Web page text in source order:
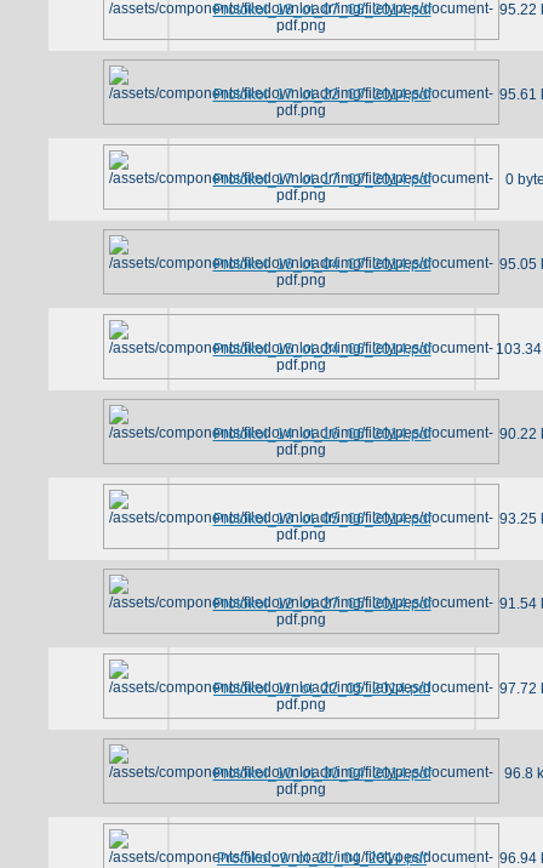
Protokol_18_ot_07_08_2014.pdf 95.22
Protokol_17_ot_22_07_2014.pdf 95.61
Protokol_17_ot_17_07_2014.pdf 0
Protokol_16_ot_04_07_2014.pdf 95.05
Protokol_15_ot_24_06_2014.pdf
Protokol_14_ot_16_06_2014.pdf 90.22
Protokol_13_ot_05_06_2014.pdf 93.25
Protokol_12_ot_27_05_2014.pdf 91.54
Protokol_11_ot_22_05_2014.pdf 97.72
Protokol_10_ot_30_04_2014.pdf 96.8
Protokol_9_ot_21_04_2014.pdf 96.94